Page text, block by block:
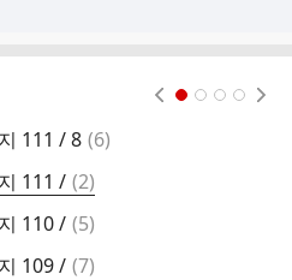
111 / 8 댓
(6)
111 / 댓
글
(2)
110 / 댓
(5)
109 / 댓
(7)